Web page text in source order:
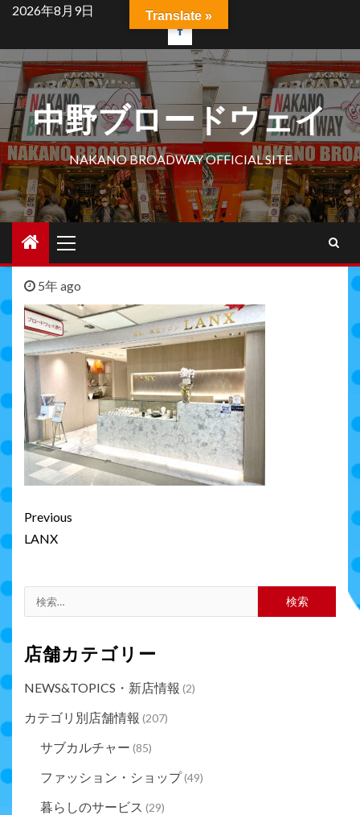
Skip
content
2026年8月9日
facebook
中野ブロードウェイ
NAKANO BROADWAY OFFICIAL SITE
Menu
5年 ago
Continue
Reading
Previous
LANX
索:
店舗カテゴリー
NEWS&TOPICS・新店情報 (2)
カテゴリ別店舗情報 (207)
サブカルチャー (85)
ファッション・ショップ(49)
暮らしのサービス (29)
Translate »